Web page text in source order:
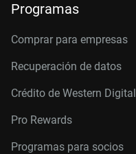
Programas
Comprar para empresas
Recuperación de datos
Crédito de Western Digital
Pro Rewards
Programas para socios